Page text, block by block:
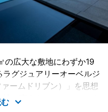
の広大な敷地にわずか19
グジュアリーオーベルジ
ームドリブン）」を思想
の恵みを、ニューヨーク
理として提供します。石